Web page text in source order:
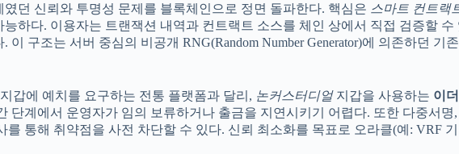
던 신뢰와 투명성 문제를 블록체인으로 정면 돌파한다. 핵심은 스마트 컨트랙
하다. 이용자는 트랜잭션 내역과 컨트랙트 소스를 체인 상에서 직접 검증할
구조는 서버 중심의 비공개 RNG(Random Number Generator)에 의존하던
갑에 예치를 요구하는 전통 플랫폼과 달리, 논커스터디얼지갑을 사용하는 이
단계에서 운영자가 임의 보류하거나 출금을 지연시키기 어렵다. 또한 다중서
통해 취약점을 사전 차단할 수 있다. 신뢰 최소화를 목표로 오라클(예: VRF